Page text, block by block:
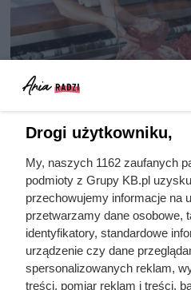
Dziennikarze
pochodzenie
zaskoczeni
Drogi użytkowniku,
My, naszych 1162 zaufanych
podmioty z Grupy KB.pl
przechowujemy informacje na
przetwarzamy dane osobowe,
identyfikatory, standardowe
urządzenie czy dane
spersonalizowanych reklam,
treści, pomiar reklam i treści,